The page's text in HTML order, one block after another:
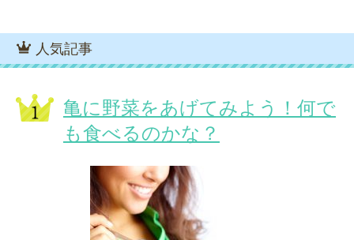
人気記事
亀に野菜をあげてみよう！何で
も食べるのかな？